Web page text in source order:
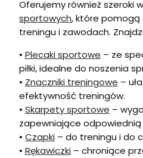
Oferujemy również szeroki
sportowych, które pomogą
treningu i zawodach.
• Plecaki sportowe – ze
piłki, idealne do noszenia
• Znaczniki treningowe –
efektywność treningów.
• Skarpety sportowe –
zapewniające
• Czapki – do treningu i do
• Rękawiczki – chroniące